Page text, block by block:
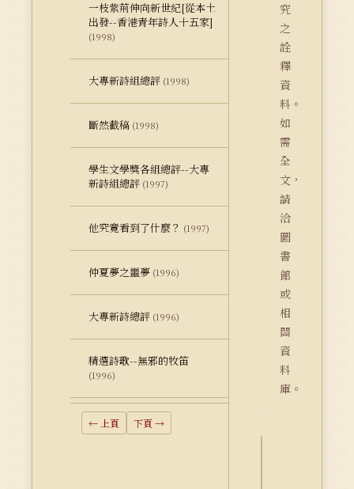
一枝紫荊伸向新世紀[從本土
出發--香港青年詩人十五家]
(1998)
大專新詩組總評 (1998)
斷然截稿 (1998)
學生文學獎各組總評--大專
新詩組總評 (1997)
他究竟看到了什麼？ (1997)
仲夏夢之噩夢 (1996)
大專新詩總評 (1996)
精選詩歌--無邪的牧笛
(1996)
← 上頁 下頁 →
究
之
詮
釋
資
料。
如
需
全
文，
請
洽
圖
書
館
或
相
關
資
料
庫。